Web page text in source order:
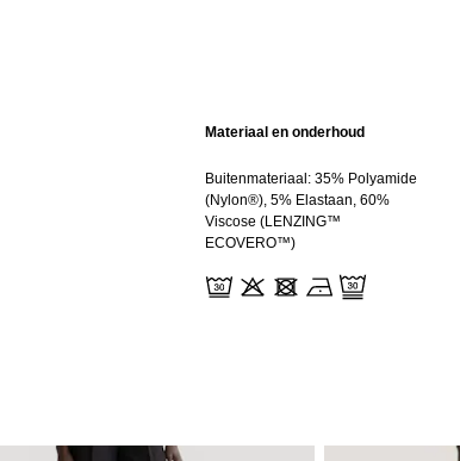
Materiaal en onderhoud
Buitenmateriaal: 35% Polyamide
(Nylon®), 5% Elastaan, 60%
Viscose (LENZING™
ECOVERO™)